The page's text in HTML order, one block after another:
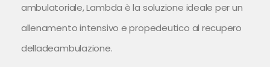
ambulatoriale, Lambda è la soluzione ideale per un
allenamento intensivo e propedeutico al recupero
delladeambulazione.